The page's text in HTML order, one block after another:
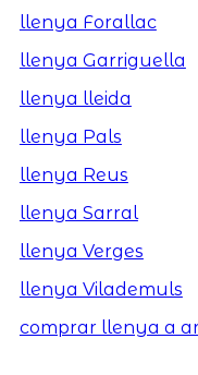
llenya Forallac
llenya Garriguella
llenya lleida
llenya Pals
llenya Reus
llenya Sarral
llenya Verges
llenya Vilademuls
comprar llenya a